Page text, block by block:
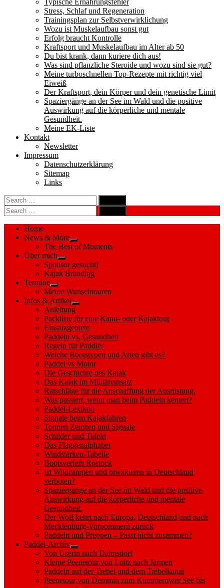
Typische Ernährungsfehler
Stress, Schlaf und Regeneration
Trainingsplan zur Selbstverwirklichung
Wozu ist Muskelaufbau sonst gut
Erfolg braucht Kontrolle
Kraftsport und Muskelaufbau im Alter ab 50
Du bist krank, dann kuriere dich aus!
Was sind pflanzliche Steroide und wozu sind sie gut?
Meine turboschnellen Top-Rezepte mit richtig viel
Eiweiß
Der Kraftsport, dein Körper und dein genetische Limit
Spaziergänge an der See im Wald und die positive
Auswirkung auf die körperliche und mentale
Gesundheit.
Meine EK-Liste
Kontakt
Newsletter
Impressum
Datenschutzerklärung
Sitemap
Links
Search
for:
Search
Search
for:
Search
Home
News & More
Show
sub
The Best of Moments
Über mich
Show
sub
menu
Sponsor gesucht!
Kajak Branding
Termine
Show
sub
menu
Meine Wunschtouren
Infos & Artikel
Show
sub
menu
Anleitung
Packliste für eine Kanu- oder Kajaktour
Einsatzgebiete
Paddeln vs. Gesundheit
Regeln für Paddler
Welche Bootstypen und Arten gibt es?
Paddel vs Motor
Die Geschichte des Kajak
Das Kajak im Militäreinsatz
Ratschläge für die Anschaffung der Ausrüstung.
Was passiert, wenn man beim Paddeln kentert?
Paddel-Lexikon
Signale beim Kajakfahren
Tonnen Zeichen und Signale
Schilder und Tafeln
Das Flaggenalphabet
Windstärken-Tabelle
Bootsverleih Rostock
Ist Wildcampen und biwakieren in Deutschland
verboten?
Spaziergänge an der See im Wald und die positive
Auswirkung auf die körperliche und mentale
Gesundheit.
Der Wolf kehrt nach Europa, Deutschland und nach
Mecklenburg-Vorpommern zurück
Paddeln und Preppen – Passt nicht zusammen?
Paddel-Archiv
Show
sub
menu
Von Userin nach Dalmsdorf
Kleine Peenetour von Loitz nach Jarmen
Paddeln auf der Trebel und dem Trebelkanal
Peenetour von Demmin zum Kummerower See bis